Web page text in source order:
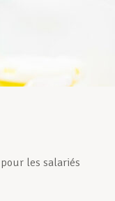
les salariés